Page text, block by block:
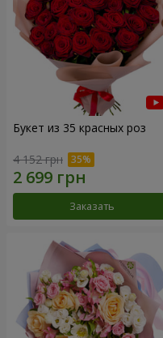
Букет из 35 красных роз
4 152 грн
Заказать